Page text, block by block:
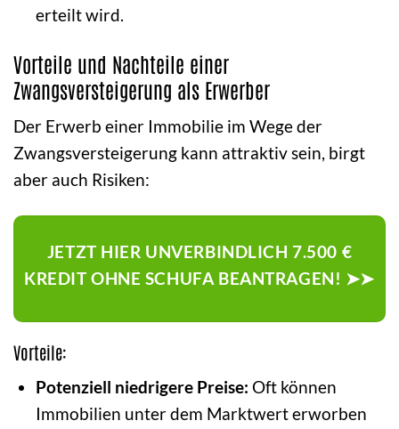
erteilt wird.
Vorteile und Nachteile einer
Zwangsversteigerung als Erwerber
Der Erwerb einer Immobilie im Wege der
Zwangsversteigerung kann attraktiv sein, birgt
aber auch Risiken:
JETZT HIER UNVERBINDLICH 7.500 €
KREDIT OHNE SCHUFA BEANTRAGEN! ➤➤
Vorteile:
Potenziell niedrigere Preise: Oft können
Immobilien unter dem Marktwert erworben